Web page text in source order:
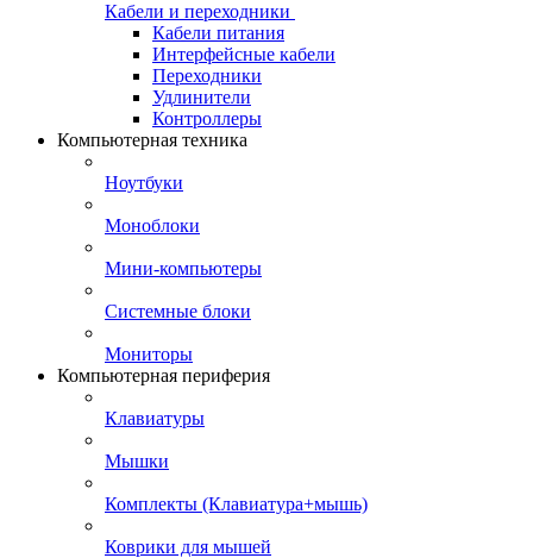
Кабели и переходники
Кабели питания
Интерфейсные кабели
Переходники
Удлинители
Контроллеры
Компьютерная техника
Ноутбуки
Моноблоки
Мини-компьютеры
Системные блоки
Мониторы
Компьютерная периферия
Клавиатуры
Мышки
Комплекты (Клавиатура+мышь)
Коврики для мышей